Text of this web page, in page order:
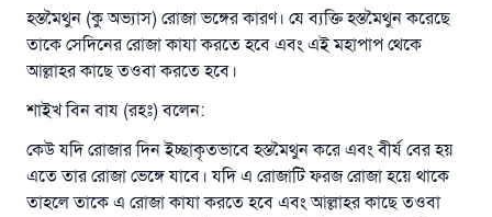
হস্তমৈথুন (কু অভ্যাস) রোজা ভঙ্গের কারণ। যে ব্যক্তি হস্তমৈথুন করেছে
তাকে সেদিনের রোজা কাযা করতে হবে এবং এই মহাপাপ থেকে
আল্লাহর কাছে তওবা করতে হবে।
শাইখ বিন বায (রহঃ) বলেন:
কেউ যদি রোজার দিন ইচ্ছাকৃতভাবে হস্তমৈথুন করে এবং বীর্য বের হয়
এতে তার রোজা ভেঙ্গে যাবে। যদি এ রোজাটি ফরজ রোজা হয়ে থাকে
তাহলে তাকে এ রোজা কাযা করতে হবে এবং আল্লাহর কাছে তওবা